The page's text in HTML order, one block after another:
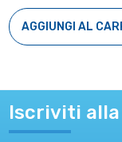
AGGIUNGI AL
Iscriviti